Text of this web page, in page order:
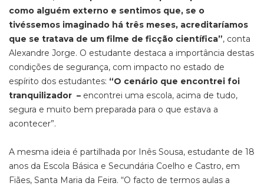
como alguém externo e sentimos que, se o
tivéssemos imaginado há três meses, acreditaríamos
que se tratava de um filme de ficção científica”, conta
Alexandre Jorge. O estudante destaca a importância destas
condições de segurança, com impacto no estado de
espírito dos estudantes: “O cenário que encontrei foi
tranquilizador – encontrei uma escola, acima de tudo,
segura e muito bem preparada para o que estava a
acontecer”.
A mesma ideia é partilhada por Inês Sousa, estudante de 18
anos da Escola Básica e Secundária Coelho e Castro, em
Fiães, Santa Maria da Feira. “O facto de termos aulas a